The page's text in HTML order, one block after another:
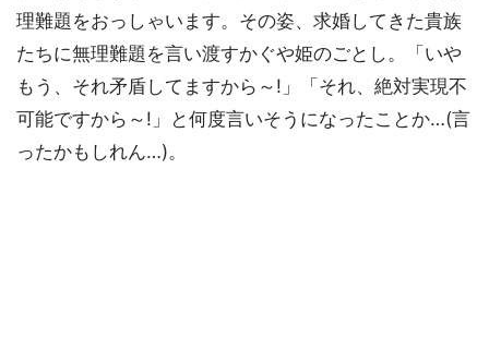
理難題をおっしゃいます。その姿、求婚してきた貴族
たちに無理難題を言い渡すかぐや姫のごとし。「いや
もう、それ矛盾してますから～!」「それ、絶対実現不
可能ですから～!」と何度言いそうになったことか…(言
ったかもしれん…)。